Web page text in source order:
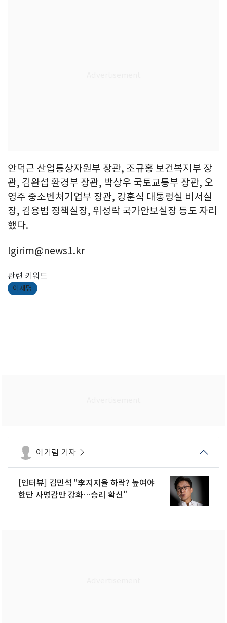
안덕근 산업통상자원부 장관, 조규홍 보건복지부 장
관, 김완섭 환경부 장관, 박상우 국토교통부 장관, 오
영주 중소벤처기업부 장관, 강훈식 대통령실 비서실
장, 김용범 정책실장, 위성락 국가안보실장 등도 자리
했다.
lgirim@news1.kr
관련 키워드
이재명
이기림 기자
[인터뷰] 김민석 "李지지율 하락? 높여야
한단 사명감만 강화…승리 확신"